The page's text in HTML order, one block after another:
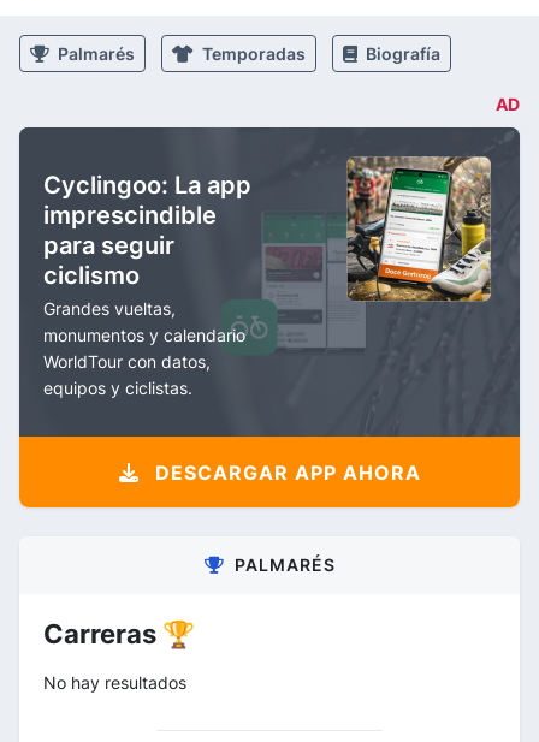
Palmarés Temporadas Biografía
AD
Cyclingoo: La app
imprescindible
para seguir
ciclismo
Grandes vueltas,
monumentos y calendario
WorldTour con datos,
equipos y ciclistas.
DESCARGAR APP AHORA
PALMARÉS
Carreras 🏆
No hay resultados